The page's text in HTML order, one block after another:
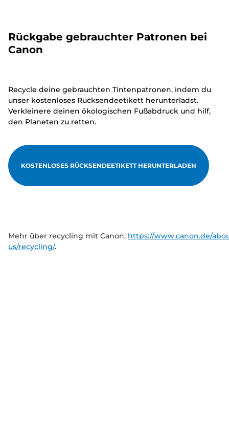
Rückgabe gebrauchter Patronen bei
Canon
Recycle deine gebrauchten Tintenpatronen, indem du
unser kostenloses Rücksendeetikett herunterlädst.
Verkleinere deinen ökologischen Fußabdruck und hilf,
den Planeten zu retten.
KOSTENLOSES RÜCKSENDEETIKETT HERUNTERLADEN
Mehr über recycling mit Canon: https://www.canon.de/
us/recycling/.